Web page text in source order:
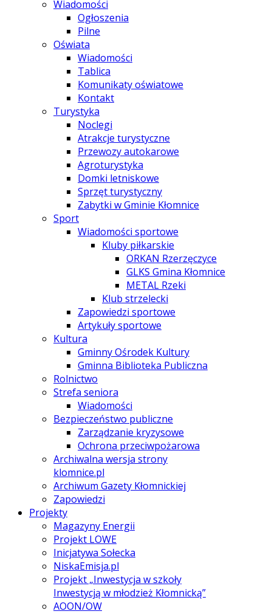
Wiadomości
Ogłoszenia
Pilne
Oświata
Wiadomości
Tablica
Komunikaty oświatowe
Kontakt
Turystyka
Noclegi
Atrakcje turystyczne
Przewozy autokarowe
Agroturystyka
Domki letniskowe
Sprzęt turystyczny
Zabytki w Gminie Kłomnice
Sport
Wiadomości sportowe
Kluby piłkarskie
ORKAN Rzerzęczyce
GLKS Gmina Kłomnice
METAL Rzeki
Klub strzelecki
Zapowiedzi sportowe
Artykuły sportowe
Kultura
Gminny Ośrodek Kultury
Gminna Biblioteka Publiczna
Rolnictwo
Strefa seniora
Wiadomości
Bezpieczeństwo publiczne
Zarządzanie kryzysowe
Ochrona przeciwpożarowa
Archiwalna wersja strony
klomnice.pl
Archiwum Gazety Kłomnickiej
Zapowiedzi
Projekty
Magazyny Energii
Projekt LOWE
Inicjatywa Sołecka
NiskaEmisja.pl
Projekt „Inwestycja w szkoły
Inwestycją w młodzież Kłomnicką”
AOON/OW